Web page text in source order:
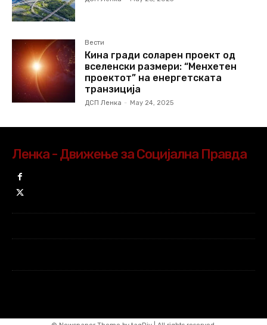
Вести
Кина гради соларен проект од
вселенски размери: “Менхетен
проектот” на енергетската
транзиција
ДСП Ленка - May 24, 2025
Ленка - Движење за Социјална Правда